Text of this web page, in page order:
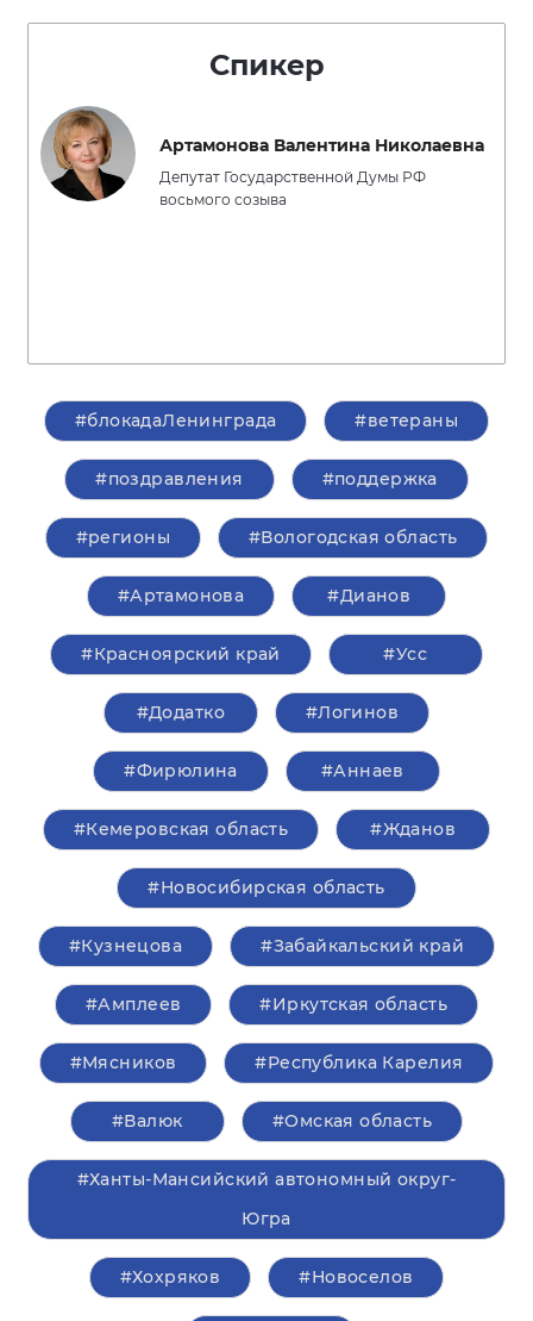
Спикер
Артамонова Валентина Николаевна
Депутат Государственной Думы РФ
восьмого созыва
#блокадаЛенинграда #ветераны
#поздравления #поддержка
#регионы #Вологодская область
#Артамонова #Дианов
#Красноярский край #Усс
#Додатко #Логинов
#Фирюлина #Аннаев
#Кемеровская область #Жданов
#Новосибирская область
#Кузнецова #Забайкальский край
#Амплеев #Иркутская область
#Мясников #Республика Карелия
#Валюк #Омская область
#Ханты-Мансийский автономный округ-
Югра
#Хохряков #Новоселов